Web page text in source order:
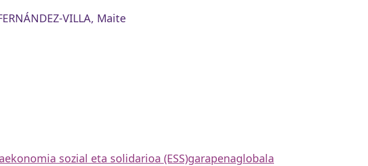
VILLA, Maite
ekonomia sozial eta solidarioa (ESS)garapenaglobala